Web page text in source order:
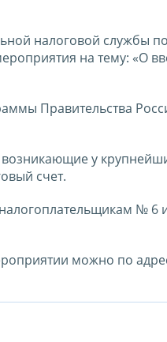
налоговой службы
на тему: «О
Правительства
у
счет.
№ 6
можно по